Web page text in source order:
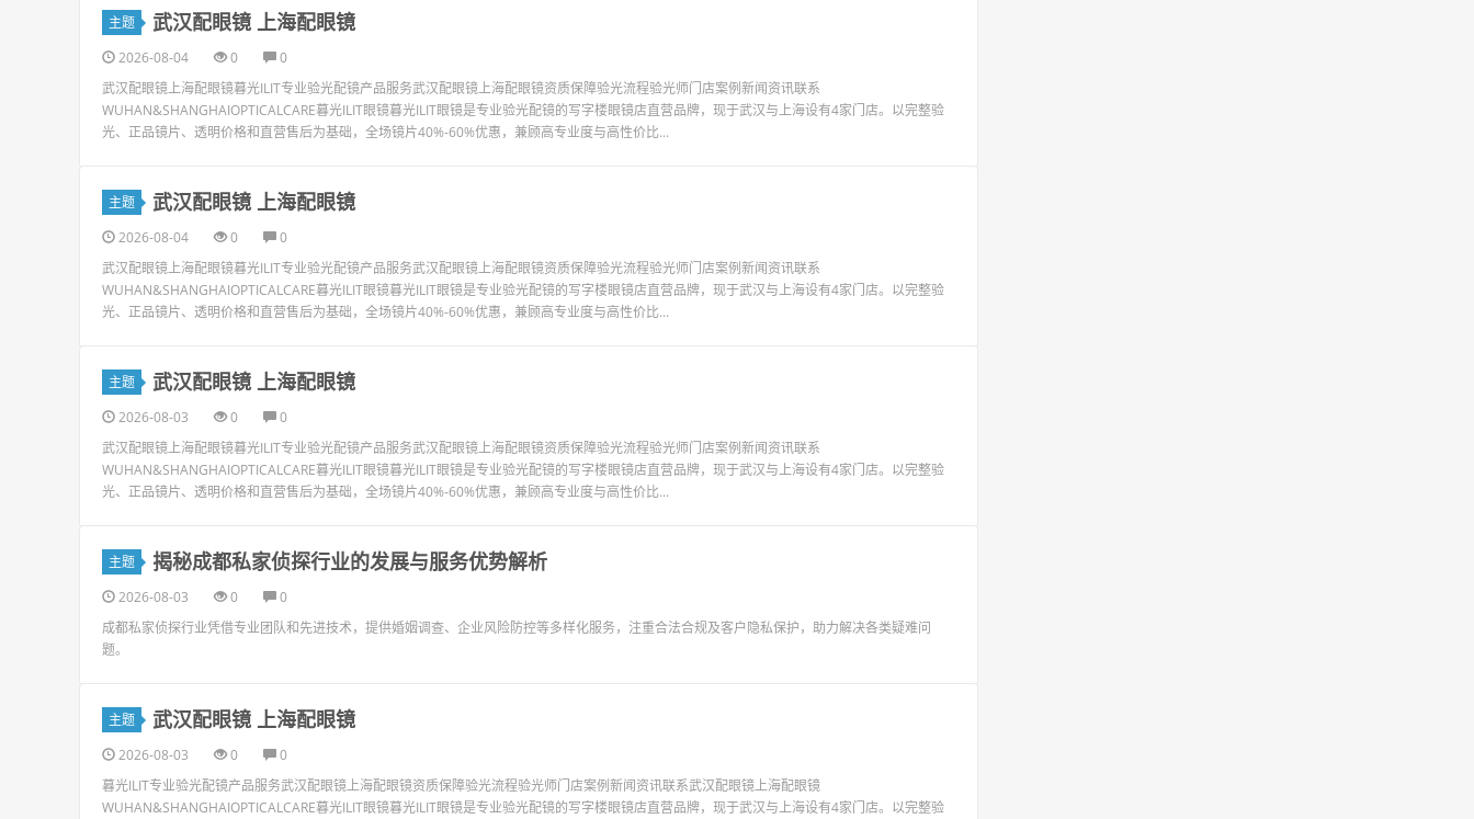
主题 武汉配眼镜 上海配眼镜
2026-08-04 0
0
武汉配眼镜上海配眼镜暮光ILIT专业验光配镜产品服务武汉配眼镜上海配眼镜资质保障验光流程验光师门店案例新闻资讯联系
WUHAN&SHANGHAIOPTICALCARE暮光ILIT眼镜暮光ILIT眼镜是专业验光配镜的写字楼眼镜店直营品牌，现于武汉与上海设有4家门店。以完整验
光、正品镜片、透明价格和直营售后为基础，全场镜片40%-60%优惠，兼顾高专业度与高性价比...
主题 武汉配眼镜 上海配眼镜
2026-08-04 0
0
武汉配眼镜上海配眼镜暮光ILIT专业验光配镜产品服务武汉配眼镜上海配眼镜资质保障验光流程验光师门店案例新闻资讯联系
WUHAN&SHANGHAIOPTICALCARE暮光ILIT眼镜暮光ILIT眼镜是专业验光配镜的写字楼眼镜店直营品牌，现于武汉与上海设有4家门店。以完整验
光、正品镜片、透明价格和直营售后为基础，全场镜片40%-60%优惠，兼顾高专业度与高性价比...
主题 武汉配眼镜 上海配眼镜
2026-08-03 0
0
武汉配眼镜上海配眼镜暮光ILIT专业验光配镜产品服务武汉配眼镜上海配眼镜资质保障验光流程验光师门店案例新闻资讯联系
WUHAN&SHANGHAIOPTICALCARE暮光ILIT眼镜暮光ILIT眼镜是专业验光配镜的写字楼眼镜店直营品牌，现于武汉与上海设有4家门店。以完整验
光、正品镜片、透明价格和直营售后为基础，全场镜片40%-60%优惠，兼顾高专业度与高性价比...
主题 揭秘成都私家侦探行业的发展与服务优势解析
2026-08-03 0
0
成都私家侦探行业凭借专业团队和先进技术，提供婚姻调查、企业风险防控等多样化服务，注重合法合规及客户隐私保护，助力解决各类疑难问
题。
主题 武汉配眼镜 上海配眼镜
2026-08-03 0
0
暮光ILIT专业验光配镜产品服务武汉配眼镜上海配眼镜资质保障验光流程验光师门店案例新闻资讯联系武汉配眼镜上海配眼镜
WUHAN&SHANGHAIOPTICALCARE暮光ILIT眼镜暮光ILIT眼镜是专业验光配镜的写字楼眼镜店直营品牌，现于武汉与上海设有4家门店。以完整验